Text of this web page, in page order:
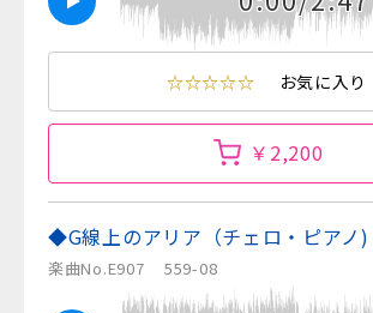
☆☆☆☆☆ お気に入り
￥2,200
◆G線上のアリア（チェロ・ピアノ)
楽曲No.E907 559-08